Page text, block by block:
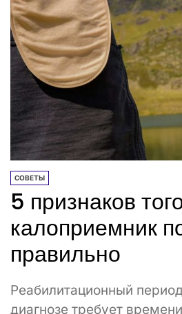
СОВЕТЫ
5 признаков
калоприемник
правильно
Реабилитационный
диагнозе требует